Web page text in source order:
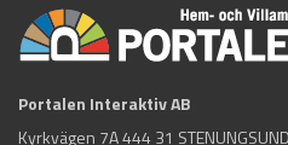
Portalen Interaktiv AB
Kyrkvägen 7A 444 31 STENUNGSUND